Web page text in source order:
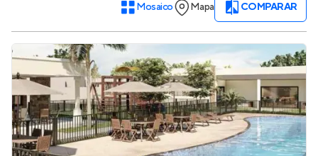
Mosaico
Mapa COMPARAR